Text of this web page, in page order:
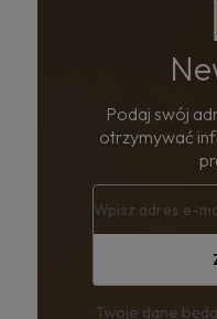
Podaj swój
otrzymywać
Twoje dane